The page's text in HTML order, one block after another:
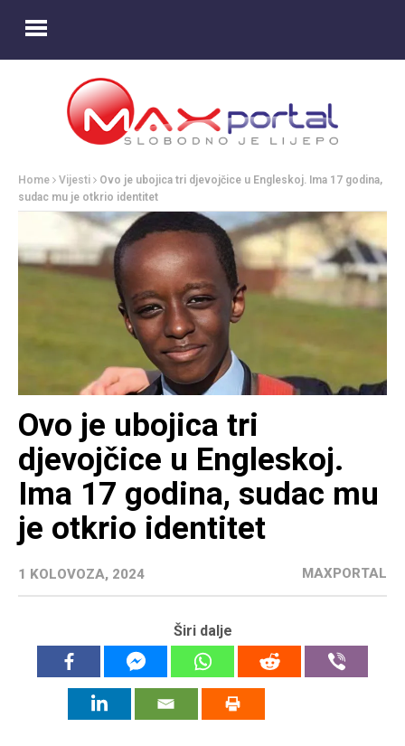
Home Vijesti
Ovo je ubojica tri djevojčice u Engleskoj. Ima 17 godina,
sudac mu je otkrio identitet
Ovo je ubojica tri
djevojčice u Engleskoj.
Ima 17 godina, sudac mu
je otkrio identitet
1 KOLOVOZA, 2024 MAXPORTAL
Širi dalje